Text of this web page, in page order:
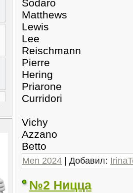
Sodaro
Matthews
Lewis
Lee
Reischmann
Pierre
Hering
Priarone
Curridori
Vichy
Azzano
Betto
Men 2024 | Добавил:
№2 Ницца